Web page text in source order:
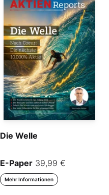
Die Welle
E-Paper 39,99 €
Mehr Informationen